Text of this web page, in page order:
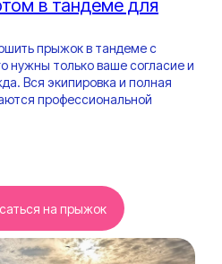
в тандеме для
прыжок в тандеме с
нужны только ваше согласие и
Вся экипировка и полная
профессиональной
на прыжок